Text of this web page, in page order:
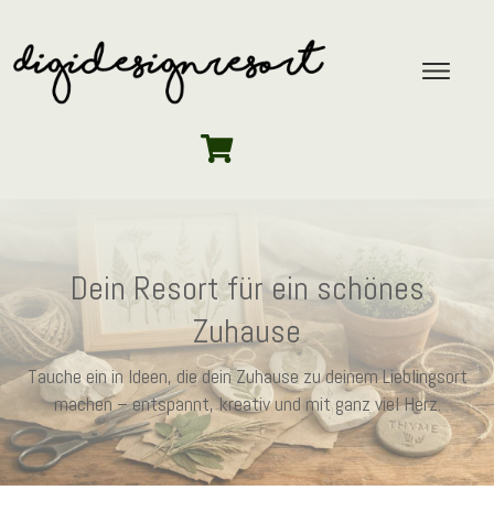
Dein Resort für ein schönes
Zuhause
Tauche ein in Ideen, die dein Zuhause zu deinem Lieblingsort
machen – entspannt, kreativ und mit ganz viel Herz.